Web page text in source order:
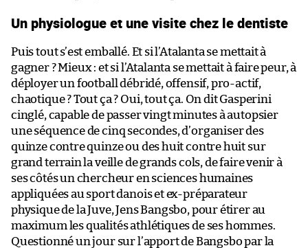
Un physiologue et une visite chez le dentiste
Puis tout s’est emballé. Et si l’Atalanta se mettait à
gagner ? Mieux : et si l’Atalanta se mettait à faire peur, à
déployer un football débridé, offensif, pro-actif,
chaotique ? Tout ça ? Oui, tout ça. On dit Gasperini
cinglé, capable de passer vingt minutes à autopsier
une séquence de cinq secondes, d’organiser des
quinze contre quinze ou des huit contre huit sur
grand terrain la veille de grands cols, de faire venir à
ses côtés un chercheur en sciences humaines
appliquées au sport danois et ex-préparateur
physique de la Juve, Jens Bangsbo, pour étirer au
maximum les qualités athlétiques de ses hommes.
Questionné un jour sur l’apport de Bangsbo par la